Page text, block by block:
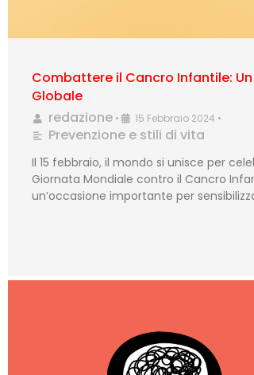
Combattere il Cancro Infantile:
Globale
redazione • 15 Febbraio 2024 •
Prevenzione e stili di vita
Il 15 febbraio, il mondo si unisce per
Giornata Mondiale contro il Cancro
un’occasione importante per